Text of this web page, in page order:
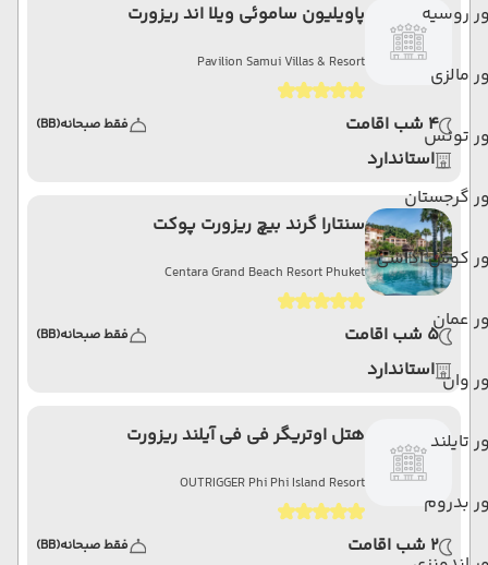
روسیه
مالزی
تونس
گرجستان
کوش آداسی
عمان
وان
تایلند
بدروم
پاویلیون ساموئی ویلا اند ریزورت
Pavilion Samui Villas & Resort
4 شب اقامت فقط صبحانه(BB)
استاندارد
سنتارا گرند بیچ ریزورت پوکت
Centara Grand Beach Resort Phuket
5 شب اقامت فقط صبحانه(BB)
استاندارد
هتل اوتریگر فی فی آیلند ریزورت
OUTRIGGER Phi Phi Island Resort
2 شب اقامت فقط صبحانه(BB)